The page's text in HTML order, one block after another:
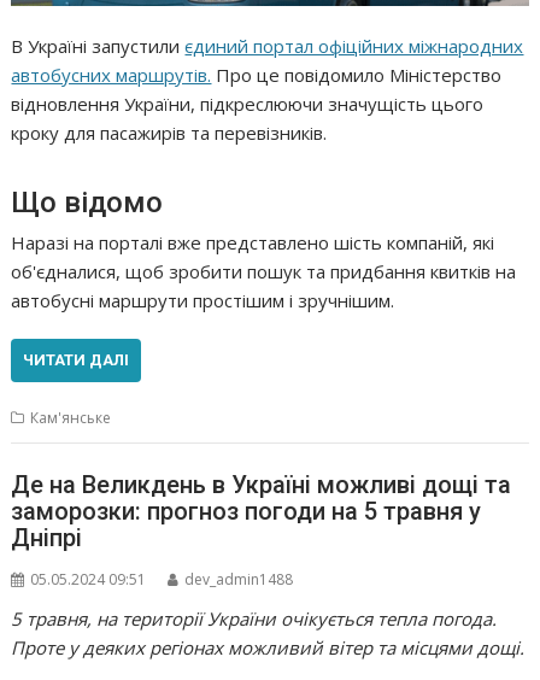
В Україні запустилиєдиний портал офіційних міжнародних
автобусних маршрутів. Про це повідомило Міністерство
відновлення України, підкреслюючи значущість цього
кроку для пасажирів та перевізників.
Що відомо
Наразі на порталі вже представлено шість компаній, які
об'єдналися, щоб зробити пошук та придбання квитків на
автобусні маршрути простішим і зручнішим.
ЧИТАТИ ДАЛІ
Кам'янське
Де на Великдень в Україні можливі дощі та
заморозки: прогноз погоди на 5 травня у
Дніпрі
05.05.2024 09:51 dev_admin1488
5 травня, на території України очікується тепла погода.
Проте у деяких регіонах можливий вітер та місцями дощі.